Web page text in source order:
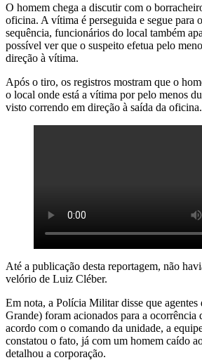
O homem chega a discutir com o
oficina. A vítima é perseguida e segue para
sequência, funcionários do local também
possível ver que o suspeito efetua pelo
direção à vítima.
Após o tiro, os registros mostram que o
o local onde está a vítima por pelo menos
visto correndo em direção à saída da oficina.
Até a publicação desta reportagem, não
velório de Luiz Cléber.
Em nota, a Polícia Militar disse que
Grande) foram acionados para a
acordo com o comando da unidade, a
constatou o fato, já com um homem caído
detalhou a corporação.